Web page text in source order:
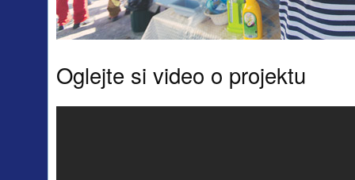
Oglejte si video o projektu